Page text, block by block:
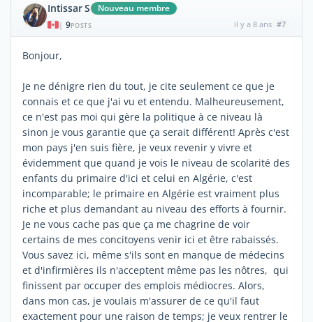
Intissar S Nouveau membre
| 9POSTS il y a 8 ans #7
Bonjour,
Je ne dénigre rien du tout, je cite seulement ce que je
connais et ce que j'ai vu et entendu. Malheureusement,
ce n'est pas moi qui gère la politique à ce niveau là
sinon je vous garantie que ça serait différent! Après c'est
mon pays j'en suis fière, je veux revenir y vivre et
évidemment que quand je vois le niveau de scolarité des
enfants du primaire d'ici et celui en Algérie, c'est
incomparable; le primaire en Algérie est vraiment plus
riche et plus demandant au niveau des efforts à fournir.
Je ne vous cache pas que ça me chagrine de voir
certains de mes concitoyens venir ici et être rabaissés.
Vous savez ici, même s'ils sont en manque de médecins
et d'infirmières ils n'acceptent même pas les nôtres, qui
finissent par occuper des emplois médiocres. Alors,
dans mon cas, je voulais m'assurer de ce qu'il faut
exactement pour une raison de temps; je veux rentrer le